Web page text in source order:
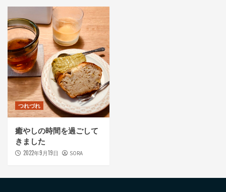
つれづれ
癒やしの時間を過ごして
きました
2022年9月19日 SORA